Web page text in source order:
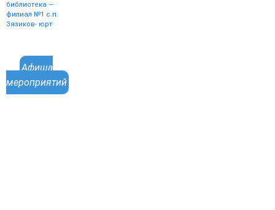
библиотека —
филиал №1 с.п.
Зязиков- юрт
Афиша
мероприятий